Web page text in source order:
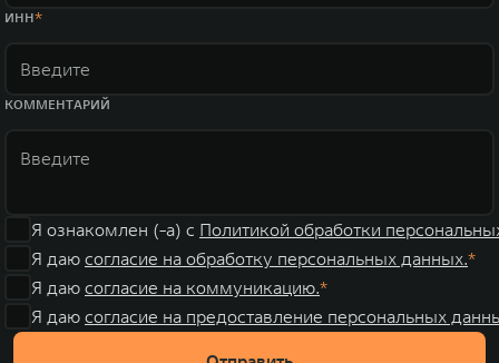
ИНН
КОММЕНТАРИЙ
Я ознакомлен (-а) с Политикой обработки
Я даю согласие на обработку персональных данных.
Я даю согласие на коммуникацию.
Я даю согласие на предоставление персональных